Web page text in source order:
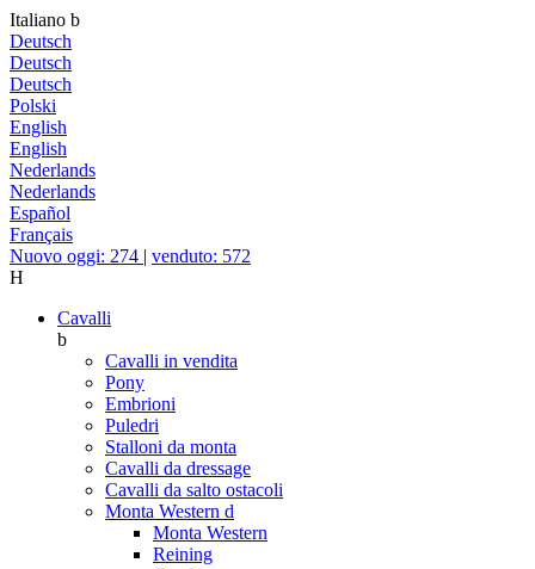
Italiano b
Deutsch
Deutsch
Deutsch
Polski
English
English
Nederlands
Nederlands
Español
Français
Nuovo oggi: 274 | venduto: 572
H
Cavalli
b
Cavalli in vendita
Pony
Embrioni
Puledri
Stalloni da monta
Cavalli da dressage
Cavalli da salto ostacoli
Monta Western d
Monta Western
Reining